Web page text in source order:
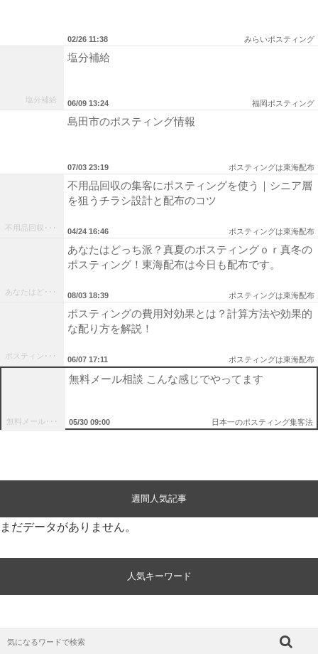
02/26 11:38 みらいポスティング
塩分補給
塩分補給
06/09 13:24 福岡ポスティング
島田市のポスティング情報
07/03 23:19 ポスティングは東海配布
不用品回収･･･
不用品回収の集客にポスティングを使う｜シニア層
を狙うチラシ設計と配布のコツ
04/24 16:46 ポスティングは東海配布
あなたはど･･･
あなたはどっち派？真夏のポスティングｏｒ真冬の
ポスティング！東海配布は今日も配布です。
08/03 18:39 ポスティングは東海配布
ポスティン･･･
ポスティングの費用対効果とは？計算方法や効果的
な配り方を解説！
06/07 17:11 ポスティングは東海配布
無料メール･･･
無料メール相談 こんな感じでやってます
05/30 09:00 日本一のポスティング集客法
週間人気記事
まだデータがありません。
人気キーワード